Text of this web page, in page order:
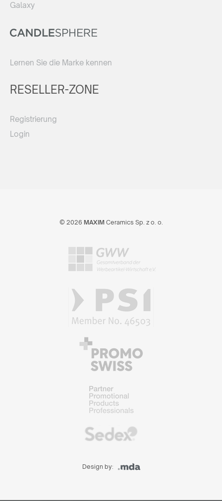
Galaxy
Lernen Sie die Marke kennen
RESELLER-ZONE
Registrierung
Login
© 2026 MAXIMCeramics Sp. z o. o.
Design by: